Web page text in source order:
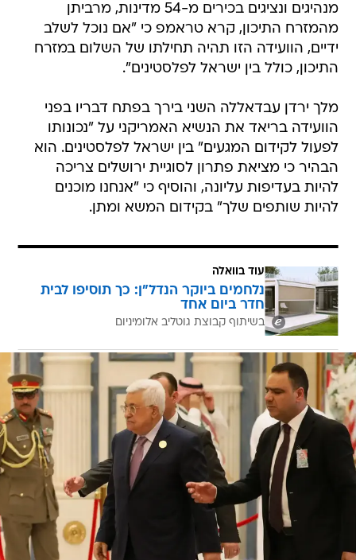
מנהיגים ונציגים בכירים מ-54 מדינות, מרביתן
מהמזרח התיכון, קרא טראמפ כי "אם נוכל לשלב
ידיים, הוועידה הזו תהיה תחילתו של השלום במזרח
התיכון, כולל בין ישראל לפלסטינים".
מלך ירדן עבדאללה השני בירך בפתח דבריו בפני
הוועידה בריאד את הנשיא האמריקני על "נכונותו
לפעול לקידום המגעים" בין ישראל לפלסטינים. הוא
הבהיר כי מציאת פתרון לסוגיית ירושלים צריכה
להיות בעדיפות עליונה, והוסיף כי "אנחנו מוכנים
להיות שותפים שלך" בקידום המשא ומתן.
עוד בוואלה
נלחמים ביוקר הנדל"ן: כך תוסיפו לבית
חדר ביום אחד
בשיתוף קבוצת גוטליב אלומיניום